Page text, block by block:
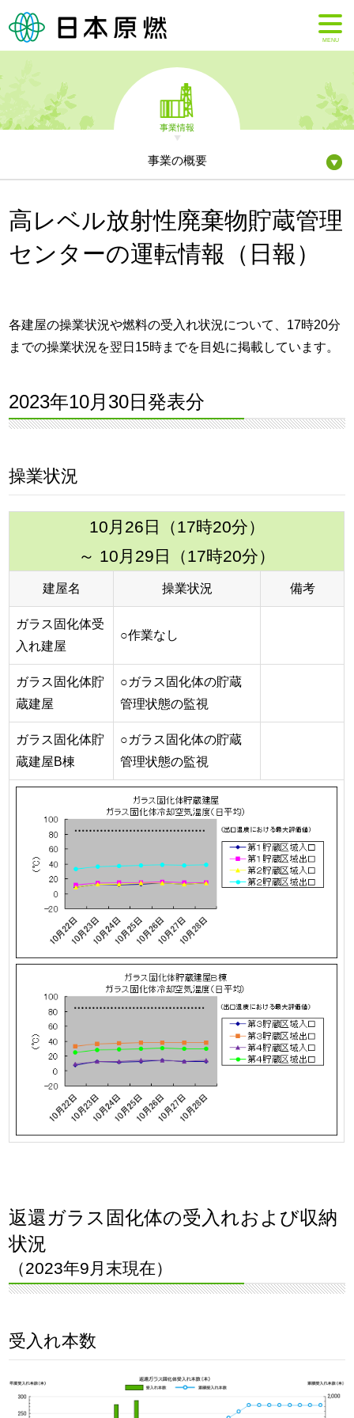
MENU
事業情報
事業の概要
高レベル放射性廃棄物貯蔵管理
センターの運転情報（日報）
各建屋の操業状況や燃料の受入れ状況について、17時20分
までの操業状況を翌日15時までを目処に掲載しています。
2023年10月30日発表分
操業状況
10月26日（17時20分）
～ 10月29日（17時20分）
建屋名 操業状況 備考
ガラス固化体受
入れ建屋
○作業なし
ガラス固化体貯
蔵建屋
○ガラス固化体の貯蔵
管理状態の監視
ガラス固化体貯
蔵建屋B棟
○ガラス固化体の貯蔵
管理状態の監視
返還ガラス固化体の受入れおよび収納
状況
（2023年9月末現在）
受入れ本数